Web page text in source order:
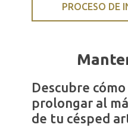
PROCESO DE
Descubre
prolongar al
de tu césped